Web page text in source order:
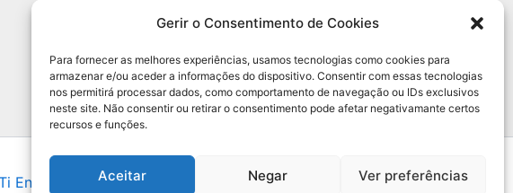
Gerir o Consentimento de Cookies
Para fornecer as melhores experiências, usamos tecnologias como cookies para
armazenar e/ou aceder a informações do dispositivo. Consentir com essas tecnologias
nos permitirá processar dados, como comportamento de navegação ou IDs exclusivos
neste site. Não consentir ou retirar o consentimento pode afetar negativamante certos
recursos e funções.
Aceitar Negar Ver preferências
Portal editorial independente sobre tecnologia,
PC Gamer e guias práticos.
Encontrei na Web